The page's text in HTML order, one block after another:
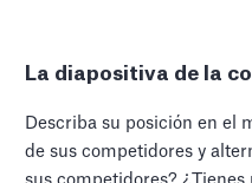
La diapositiva de la
Describa su posición en el
de sus competidores y